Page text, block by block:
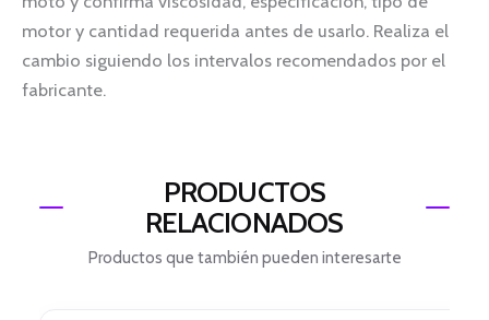
motor y cantidad requerida antes de usarlo. Realiza el
cambio siguiendo los intervalos recomendados por el
fabricante.
PRODUCTOS
RELACIONADOS
Productos que también pueden interesarte